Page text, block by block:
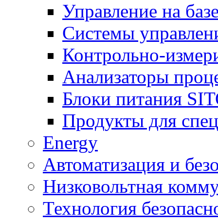
Управление на
Системы
Контрольно-
Анализаторы
Блоки питания
Продукты для
Energy
Автоматизация и
Низковольтная
Технология